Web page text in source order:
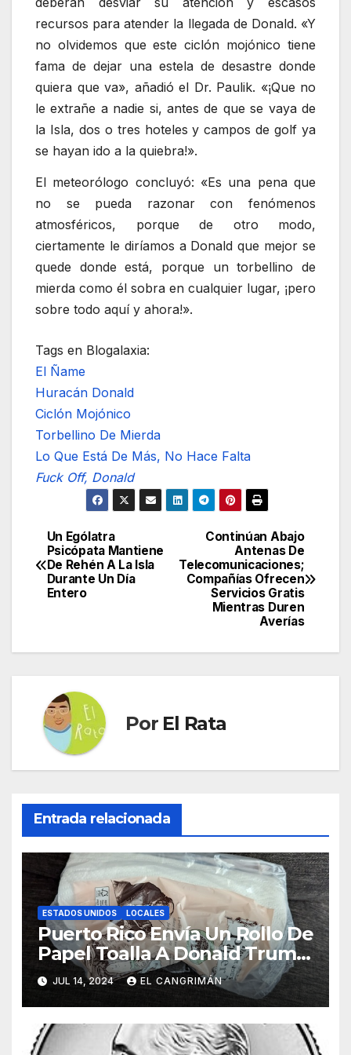
recursos para atender la llegada de Donald. «Y
no olvidemos que este ciclón mojónico tiene
fama de dejar una estela de desastre donde
quiera que va», añadió el Dr. Paulik. «¡Que no
le extrañe a nadie si, antes de que se vaya de
la Isla, dos o tres hoteles y campos de golf ya
se hayan ido a la quiebra!».
El meteorólogo concluyó: «Es una pena que
no se pueda razonar con fenómenos
atmosféricos, porque de otro modo,
ciertamente le diríamos a Donald que mejor se
quede donde está, porque un torbellino de
mierda como él sobra en cualquier lugar, ¡pero
sobre todo aquí y ahora!».
Tags en Blogalaxia:
El Ñame
Huracán Donald
Ciclón Mojónico
Torbellino De Mierda
Lo Que Está De Más, No Hace Falta
Fuck Off, Donald
Navegación
de
Continúan Abajo
Antenas De
Telecomunicaciones;
Compañías Ofrecen
Servicios Gratis
Mientras Duren
Averías
Un Ególatra
Psicópata Mantiene
De Rehén A La Isla
Durante Un Día
Entero
Por El Rata
Entrada relacionada
ESTADOS UNIDOS LOCALES
Puerto Rico Envía Un Rollo De
Papel Toalla A Donald Trump
Pa’ Que Use Las Hojas De
Curita
JUL 14, 2024 EL CANGRIMÁN